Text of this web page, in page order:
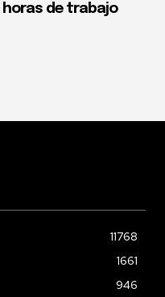
horas de trabajo
11768
1661
946